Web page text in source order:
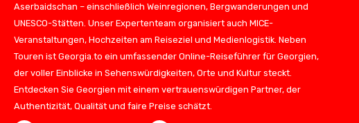
Aserbaidschan – einschließlich Weinregionen, Bergwanderungen und
UNESCO-Stätten. Unser Expertenteam organisiert auch MICE-
Veranstaltungen, Hochzeiten am Reiseziel und Medienlogistik. Neben
Touren ist Georgia.to ein umfassender Online-Reiseführer für Georgien,
der voller Einblicke in Sehenswürdigkeiten, Orte und Kultur steckt.
Entdecken Sie Georgien mit einem vertrauenswürdigen Partner, der
Authentizität, Qualität und faire Preise schätzt.